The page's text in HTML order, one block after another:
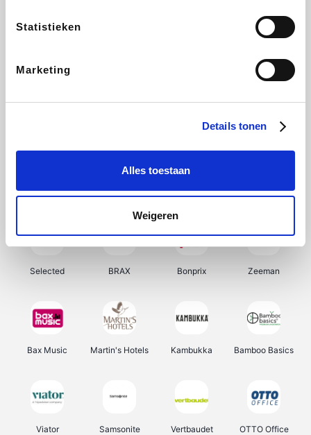
Statistieken
Marketing
Details tonen
Alles toestaan
Weigeren
CheapTickets.be DeubaXXL
Samsung My Jewellery Delonghi Tennis Point
Selected BRAX Bonprix Zeeman
Bax Music Martin's Hotels Kambukka Bamboo Basics
Viator Samsonite Vertbaudet OTTO Office